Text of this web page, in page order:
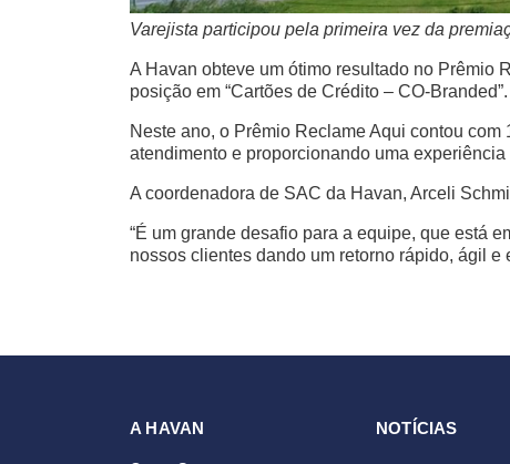
Varejista participou pela primeira vez da
A Havan obteve um ótimo resultado no Prêmio
posição em “Cartões de Crédito – CO-
Neste ano, o Prêmio Reclame Aqui contou
atendimento e proporcionando uma
A coordenadora de SAC da Havan, Arceli
“É um grande desafio para a equipe, que está
nossos clientes dando um retorno rápido, ágil
A HAVAN NOTÍCIAS